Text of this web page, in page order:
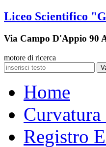
Liceo Scientifico
Via Campo D'Appio 90
motore di ricerca
Home
Registro